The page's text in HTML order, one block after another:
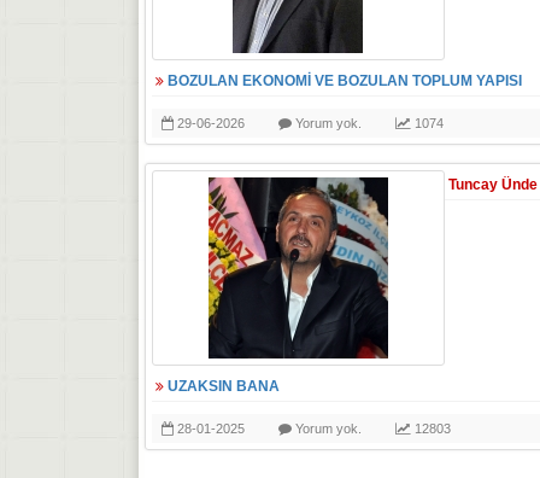
BOZULAN EKONOMİ VE BOZULAN TOPLUM YAPISI
29-06-2026 Yorum yok. 1074
Tuncay Ünde
UZAKSIN BANA
28-01-2025 Yorum yok. 12803